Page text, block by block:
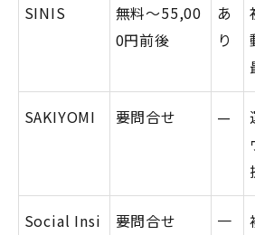
SINIS
無料〜55,00
0円前後
あ
り
SAKIYOMI 要問合せ —
Social Insi
要問合せ
一